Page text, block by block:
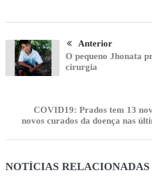
Anterior
O pequeno Jhonata
cirurgia
COVID19: Prados tem 13
novos curados da doença nas
NOTÍCIAS RELACIONADAS